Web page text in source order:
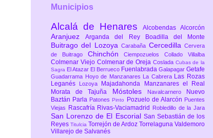
Municipios
Alcalá de Henares Alcobendas Alcorcón
AranjuezArganda del Rey Boadilla del Monte
Buitrago del LozoyaCarabaña CercedillaCervera
de Buitrago ChinchónCiempozuelosCollado Villalba
Colmenar Viejo Colmenar de Oreja Coslada Cubas de la
Sagra El Atazar El Berrueco Fuenlabrada Galapagar Getafe
Guadarrama Hoyo de Manzanares La Cabrera Las Rozas
Leganés
Lozoya Majadahonda
Manzanares el Real
Morata de Tajuña Móstoles Navalcarnero
Nuevo
Baztán Parla PatonesPinto Pozuelo de Alarcón Puentes
Viejas
Rascafría Rivas-Vaciamadrid Robledillo de la Jara
San Lorenzo de El Escorial San Sebastián de los
Reyes Titulcia Torrejón de Ardoz Torrelaguna Valdemoro
Villarejo de Salvanés